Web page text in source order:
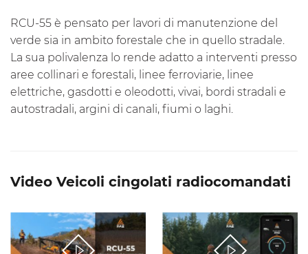
RCU-55 è pensato per lavori di manutenzione del
verde sia in ambito forestale che in quello stradale.
La sua polivalenza lo rende adatto a interventi presso
aree collinari e forestali, linee ferroviarie, linee
elettriche, gasdotti e oleodotti, vivai, bordi stradali e
autostradali, argini di canali, fiumi o laghi.
Video Veicoli cingolati radiocomandati